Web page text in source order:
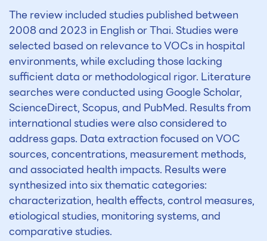
The review included studies published between
2008 and 2023 in English or Thai. Studies were
selected based on relevance to VOCs in hospital
environments, while excluding those lacking
sufficient data or methodological rigor. Literature
searches were conducted using Google Scholar,
ScienceDirect, Scopus, and PubMed. Results from
international studies were also considered to
address gaps. Data extraction focused on VOC
sources, concentrations, measurement methods,
and associated health impacts. Results were
synthesized into six thematic categories:
characterization, health effects, control measures,
etiological studies, monitoring systems, and
comparative studies.